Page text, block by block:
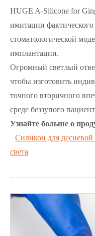
HUGE A-Silicone for
имитации
стоматологической
имплантации.
Огромный светлый
чтобы изготовить
точного вторичного
среде беззупого
Узнайте больше о
Силикон для десневой
света